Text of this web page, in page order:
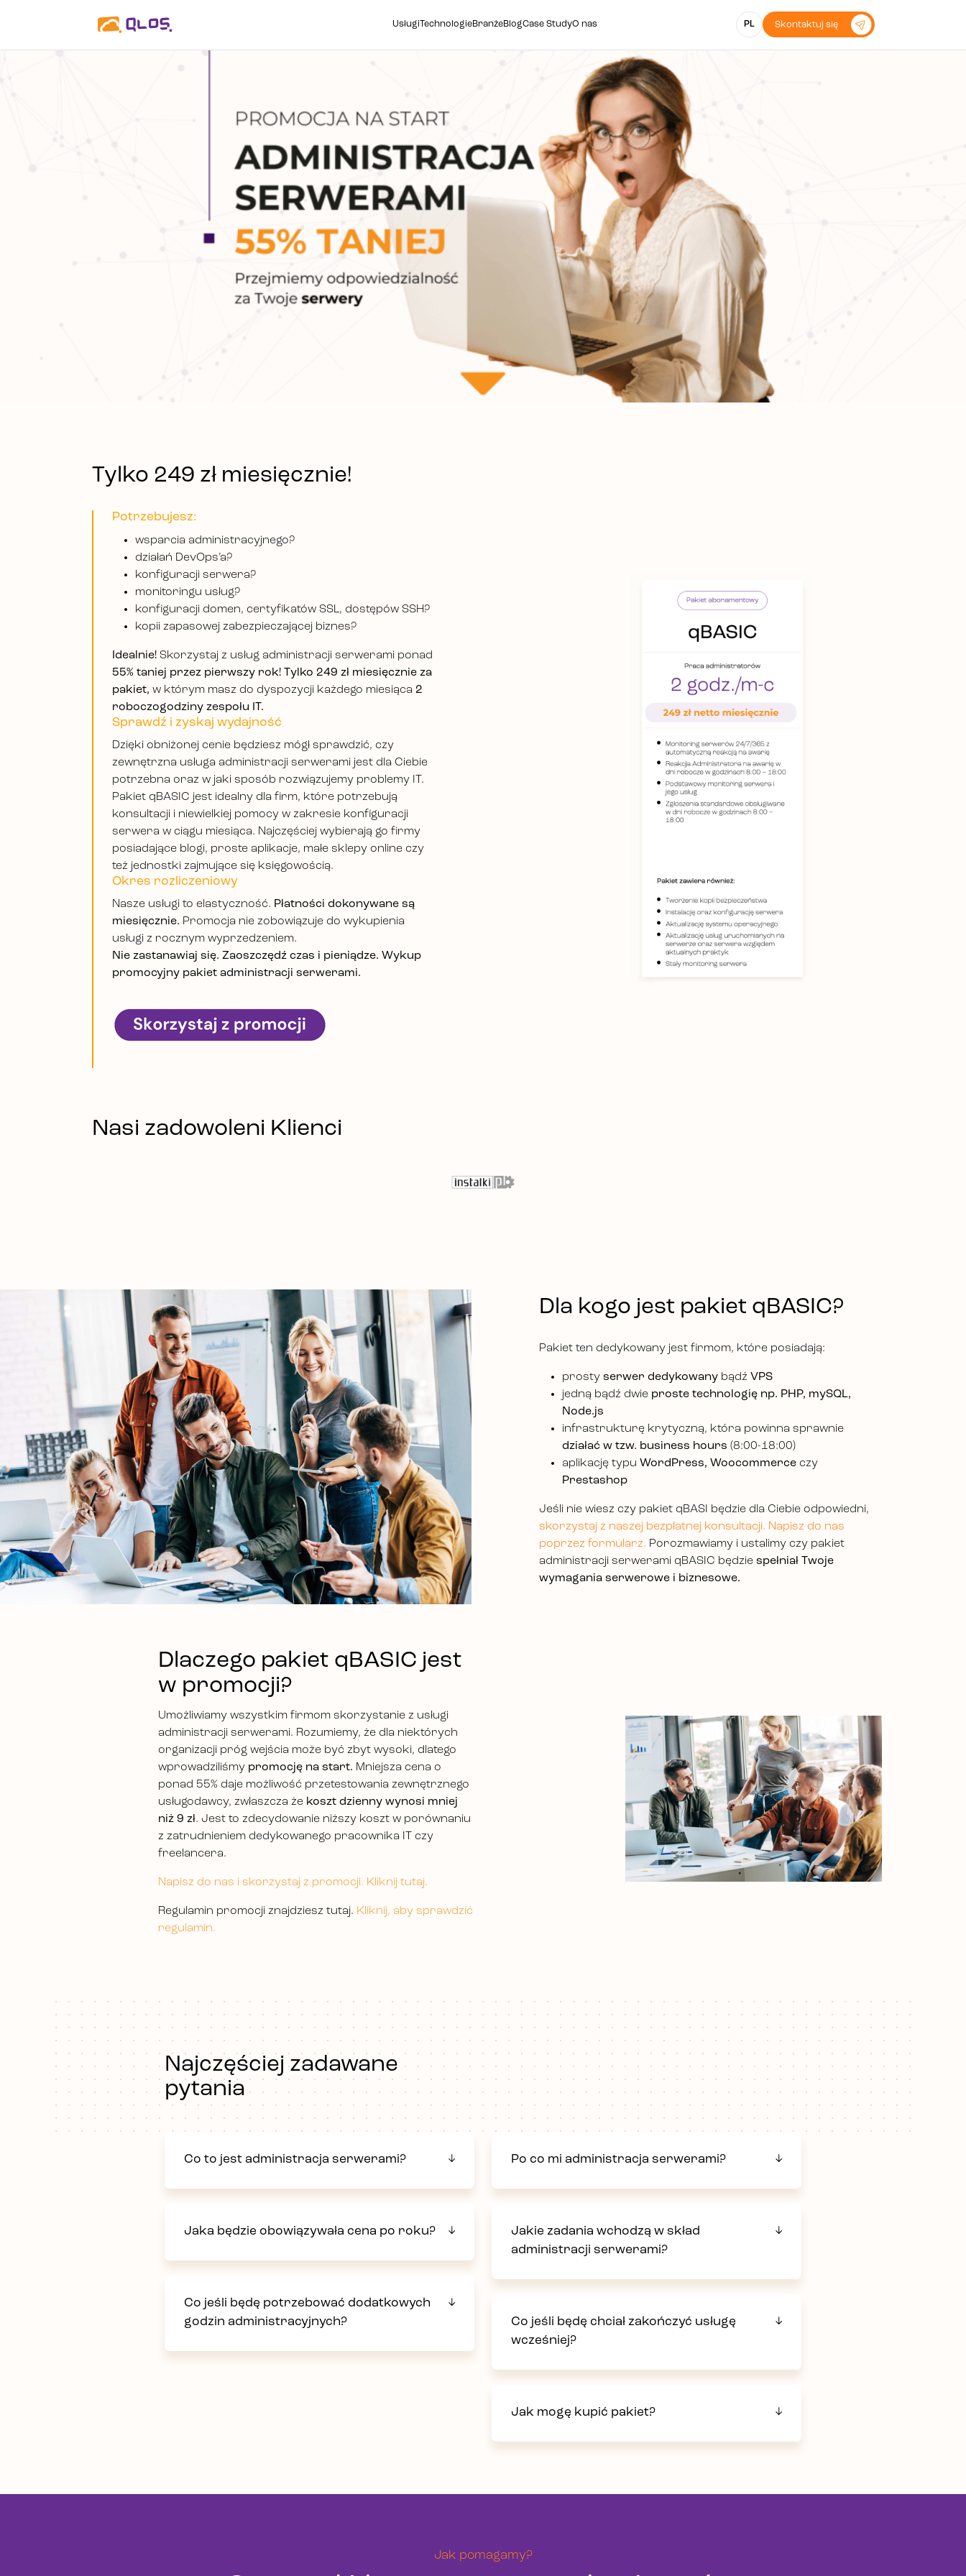
Usługi TechnologieBranżeBlogCase StudyO nas PL Skontaktuj się
Tylko 249 zł miesięcznie!
Potrzebujesz:
wsparcia administracyjnego?
działań DevOps’a?
konfiguracji serwera?
monitoringu usług?
konfiguracji domen, certyfikatów SSL, dostępów SSH?
kopii zapasowej zabezpieczającej biznes?
Idealnie! Skorzystaj z usług administracji serwerami ponad
55% taniej przez pierwszy rok! Tylko 249 zł miesięcznie za
pakiet,w którym masz do dyspozycji każdego miesiąca 2
roboczogodziny zespołu IT.
Sprawdź i zyskaj wydajność
Dzięki obniżonej cenie będziesz mógł sprawdzić, czy
zewnętrzna usługa administracji serwerami jest dla Ciebie
potrzebna oraz w jaki sposób rozwiązujemy problemy IT.
Pakiet qBASIC jest idealny dla firm, które potrzebują
konsultacji i niewielkiej pomocy w zakresie konfiguracji
serwera w ciągu miesiąca. Najczęściej wybierają go firmy
posiadające blogi, proste aplikacje, małe sklepy online czy
też jednostki zajmujące się księgowością.
Okres rozliczeniowy
Nasze usługi to elastyczność. Płatności dokonywane są
miesięcznie. Promocja nie zobowiązuje do wykupienia
usługi z rocznym wyprzedzeniem.
Nie zastanawiaj się. Zaoszczędź czas i pieniądze. Wykup
promocyjny pakiet administracji serwerami.
Nasi zadowoleni Klienci
Dla kogo jest pakiet qBASIC?
Pakiet ten dedykowany jest firmom, które posiadają:
prostyserwer dedykowanybądź VPS
jedną bądź dwie proste technologię np. PHP, mySQL,
Node.js
infrastrukturę krytyczną, która powinna sprawnie
działać w tzw. business hours (8:00-18:00)
aplikację typu WordPress, Woocommerceczy
Prestashop
Jeśli nie wiesz czy pakiet qBASI będzie dla Ciebie odpowiedni,
skorzystaj z naszej bezpłatnej konsultacji. Napisz do nas
poprzez formularz. Porozmawiamy i ustalimy czy pakiet
administracji serwerami qBASIC będzie spełniał Twoje
wymagania serwerowe i biznesowe.
Dlaczego pakiet qBASIC jest
w promocji?
Umożliwiamy wszystkim firmom skorzystanie z usługi
administracji serwerami. Rozumiemy, że dla niektórych
organizacji próg wejścia może być zbyt wysoki, dlatego
wprowadziliśmy promocję na start. Mniejsza cena o
ponad 55% daje możliwość przetestowania zewnętrznego
usługodawcy, zwłaszcza że koszt dzienny wynosi mniej
niż 9 zł. Jest to zdecydowanie niższy koszt w porównaniu
z zatrudnieniem dedykowanego pracownika IT czy
freelancera.
Napisz do nas i skorzystaj z promocji. Kliknij tutaj.
Regulamin promocji znajdziesz tutaj. Kliknij, aby sprawdzić
regulamin.
Najczęściej zadawane
pytania
Co to jest administracja serwerami?
Jaka będzie obowiązywała cena po roku?
Co jeśli będę potrzebować dodatkowych
godzin administracyjnych?
Po co mi administracja serwerami?
Jakie zadania wchodzą w skład
administracji serwerami?
Co jeśli będę chciał zakończyć usługę
wcześniej?
Jak mogę kupić pakiet?
Jak pomagamy?